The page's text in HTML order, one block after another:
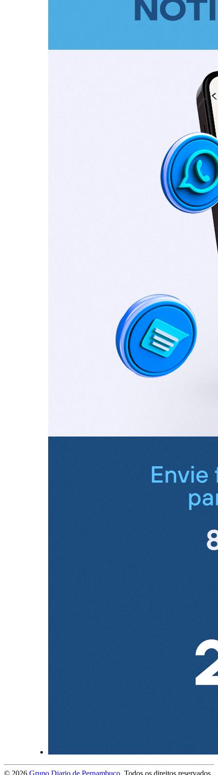
© 2026 Grupo Diario de Pernambuco . Todos os direitos reservados.